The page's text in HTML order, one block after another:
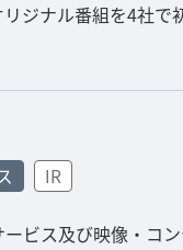
ジナル番組を4社で
IR
ビス及び映像・コ